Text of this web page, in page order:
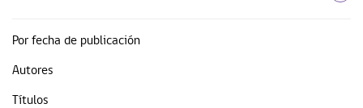
Por fecha de publicación
Autores
Títulos